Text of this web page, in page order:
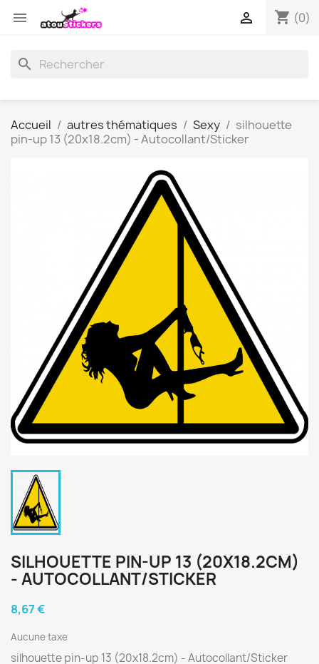
 shopping_cart (0)

search
Accueil autres thématiques Sexy
silhouette
pin-up 13 (20x18.2cm) - Autocollant/Sticker
SILHOUETTE PIN-UP 13 (20X18.2CM)
- AUTOCOLLANT/STICKER
8,67 €
Aucune taxe
silhouette pin-up 13 (20x18.2cm) - Autocollant/Sticker